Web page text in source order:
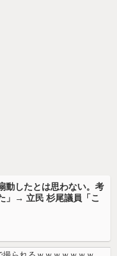
動したとは思わない。考
」→ 立民 杉尾議員「こ